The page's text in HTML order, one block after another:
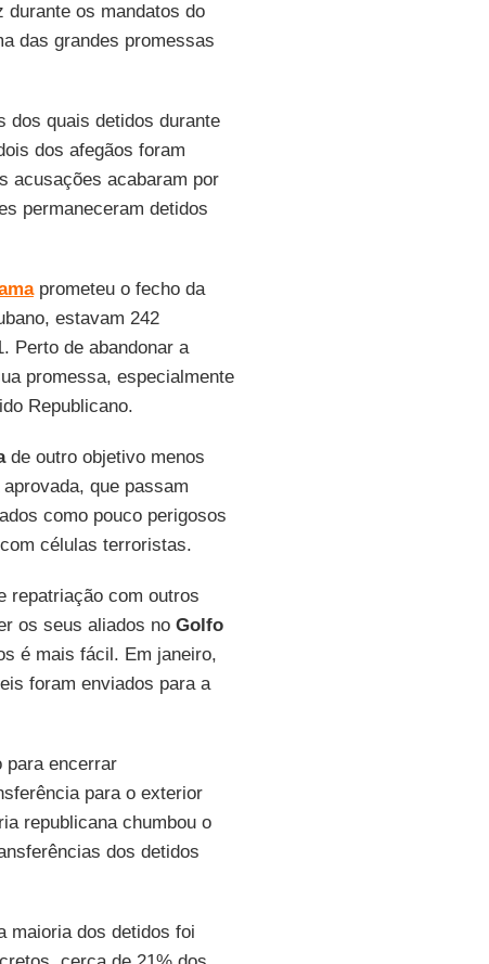
os mandatos do
das grandes promessas
dos quais detidos durante
dos afegãos foram
acusações acabaram por
permaneceram detidos
prometeu o fecho da
estavam 242
Perto de abandonar a
promessa, especialmente
Republicano.
de outro objetivo menos
que passam
como pouco perigosos
células terroristas.
repatriação com outros
os seus aliados no Golfo
é mais fácil. Em janeiro,
foram enviados para a
para encerrar
para o exterior
republicana chumbou o
dos detidos
maioria dos detidos foi